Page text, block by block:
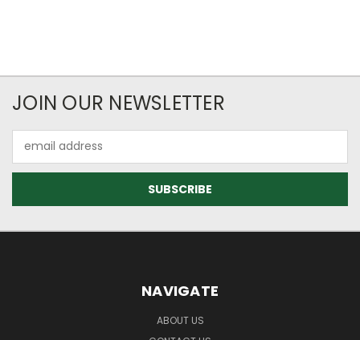
JOIN OUR NEWSLETTER
Address
NAVIGATE
ABOUT US